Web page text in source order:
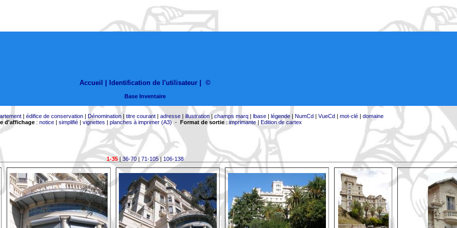
Accueil | Identification de l'utilisateur ©
Base Inventaire
| édifice de conservation| Dénomination| titre courant| adresse| illustration|champs marq| lbase| légende| NumCd| VueCd| mot-clé| domaine
d'affichage: notice| simplifié| vignettes | planches à imprimer (A3)- Format de sortie:imprimante| Edition de cartex
1-35|36-70| 71-105| 106-138